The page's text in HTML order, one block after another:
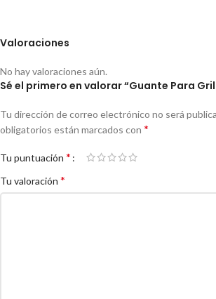
Valoraciones
No hay valoraciones aún.
Sé el primero en valorar “Guante Para
Tu dirección de correo electrónico no será
obligatorios están marcados con *
Tu puntuación *
Tu valoración *